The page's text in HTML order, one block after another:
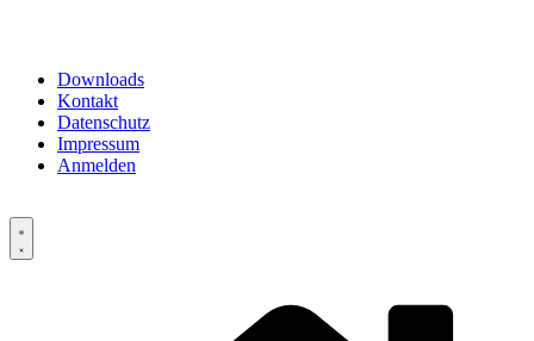
Downloads
Kontakt
Datenschutz
Impressum
Anmelden